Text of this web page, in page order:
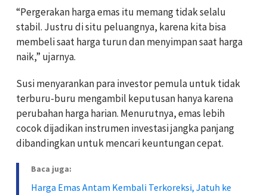
“Pergerakan harga emas itu memang tidak selalu
stabil. Justru di situ peluangnya, karena kita bisa
membeli saat harga turun dan menyimpan saat harga
naik,” ujarnya.
Susi menyarankan para investor pemula untuk tidak
terburu-buru mengambil keputusan hanya karena
perubahan harga harian. Menurutnya, emas lebih
cocok dijadikan instrumen investasi jangka panjang
dibandingkan untuk mencari keuntungan cepat.
Baca juga:
Harga Emas Antam Kembali Terkoreksi, Jatuh ke